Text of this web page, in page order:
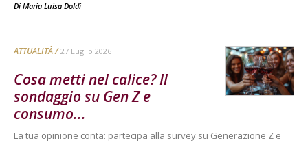
Di Maria Luisa Doldi
ATTUALITÀ 27 Luglio 2026
Cosa metti nel calice? Il
sondaggio su Gen Z e
consumo...
La tua opinione conta: partecipa alla survey su Generazione Z e